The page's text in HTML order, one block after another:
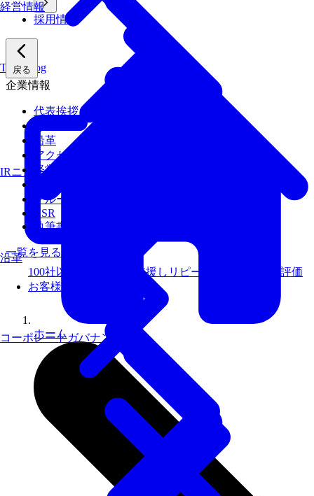
Tech Blog
IRニュース
採用情報
戻る
企業情報
代表挨拶
沿革
アクセス
経営陣
グループ会社
CSR
執筆書籍
一覧を見る
沿革
100社以上のお客様を支援しリピート率99％以上の評価
お客様事例
経営情報
コーポレートガバナンス
ホーム